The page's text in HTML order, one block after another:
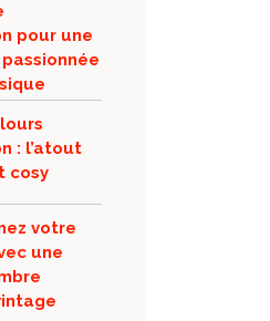
pour une
: l’atout
cosy
votre
une